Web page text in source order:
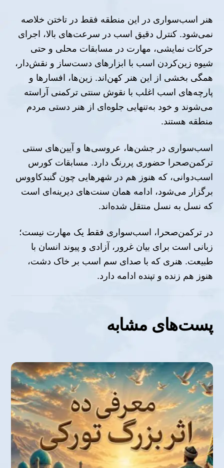
هنر اسب‌سواری در این منطقه فقط در تاختن خلاصه
نمی‌شود. کنترل دقیق اسب در سرعت‌های بالا، اجرای
حرکات نمایشی، مهارت در مسابقات محلی و حتی
شیوه زین‌کردن اسب با ابزارهای دست‌ساز و نقش‌دار،
همگی بخشی از این هنر کهن‌اند. زین‌ها، افسارها و
پارچه‌های اسب اغلب با نقوش سنتی ترکمنی آراسته
می‌شوند و خود به‌تنهایی جلوه‌ای از هنر دستی مردم
منطقه هستند.
اسب‌سواری در جشن‌ها، عروسی‌ها و آیین‌های سنتی
ترکمن‌صحرا حضوری پررنگ دارد. مسابقات کورس
اسب‌دوانی، که هنوز هم در شهرهایی چون گنبدکاووس
برگزار می‌شود، ادامه همان سنت‌های دیرینه‌ای است
که نسل به نسل منتقل شده‌اند.
در ترکمن‌صحرا، اسب‌سواری فقط یک مهارت نیست؛
زبانی است برای بیان غرور، آزادی و پیوند انسان با
طبیعت. هنری که با صدای سم اسب بر خاک دشت،
هنوز هم زنده و تپنده ادامه دارد.
پست‌های مشابه